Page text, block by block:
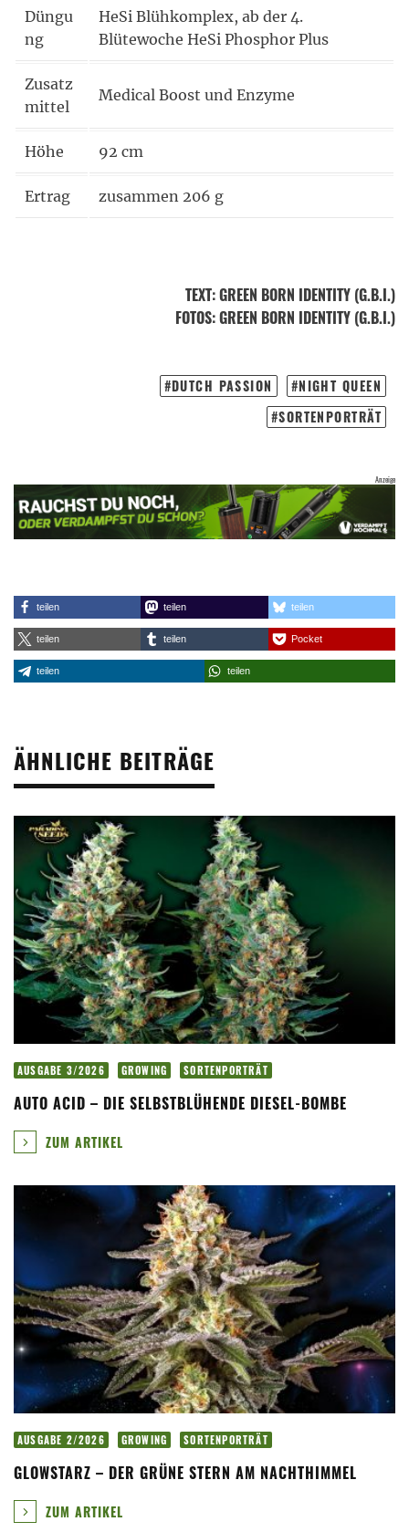
Düngu
ng
HeSi Blühkomplex, ab der 4.
Blütewoche HeSi Phosphor Plus
Zusatz
mittel
Medical Boost und Enzyme
Höhe 92 cm
Ertrag zusammen 206 g
TEXT:GREEN BORN IDENTITY (G.B.I.)
FOTOS: GREEN BORN IDENTITY (G.B.I.)
DUTCH PASSION
NIGHT QUEEN
SORTENPORTRÄT
teilen teilen teilen
teilen teilen Pocket
teilen teilen
ÄHNLICHE BEITRÄGE
AUSGABE 3/2026 GROWING SORTENPORTRÄT
AUTO ACID – DIE SELBSTBLÜHENDE DIESEL-BOMBE
ZUM ARTIKEL
AUSGABE 2/2026 GROWING SORTENPORTRÄT
GLOWSTARZ – DER GRÜNE STERN AM NACHTHIMMEL
ZUM ARTIKEL